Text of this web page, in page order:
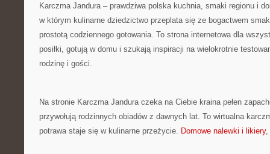
Karczma Jandura – prawdziwa polska kuchnia, smaki regionu i
w którym kulinarne dziedzictwo przeplata się ze bogactwem
prostotą codziennego gotowania. To strona internetowa dla
posiłki, gotują w domu i szukają inspiracji na wielokrotnie
rodzinę i gości.
Na stronie Karczma Jandura czeka na Ciebie kraina pełen
przywołują rodzinnych obiadów z dawnych lat. To wirtualna
potrawa staje się w kulinarne przeżycie. Domowe nalewki i likiery,